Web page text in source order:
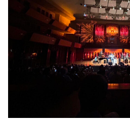
news おかえり
河合＆A.B.C-Z塚田×福井アナ
（news おかえり）
DAIGOも台所 ～きょうの献立
本日はダイアンなり！シーズ
ＬＩＦＥ～夢のカタチ～